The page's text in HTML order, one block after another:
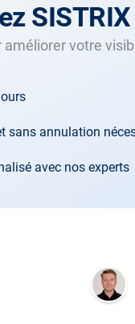
améliorer votre
sans annulation
avec nos experts